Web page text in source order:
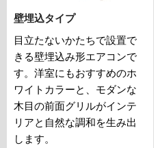
壁埋込タイプ
目立たないかたちで設置で
きる壁埋込み形エアコンで
す。洋室にもおすすめのホ
ワイトカラーと、モダンな
木目の前面グリルがインテ
リアと自然な調和を生み出
します。